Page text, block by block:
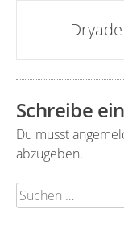
Artikel-Dryade
Schreibe
Du musst
abzugeben.
Suchen
nach: